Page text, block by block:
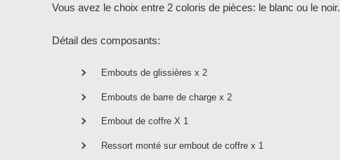
Vous avez le choix entre 2 coloris de pièces: le blanc ou le noir.
Détail des composants:
Embouts de glissières x 2
Embouts de barre de charge x 2
Embout de coffre X 1
Ressort monté sur embout de coffre x 1